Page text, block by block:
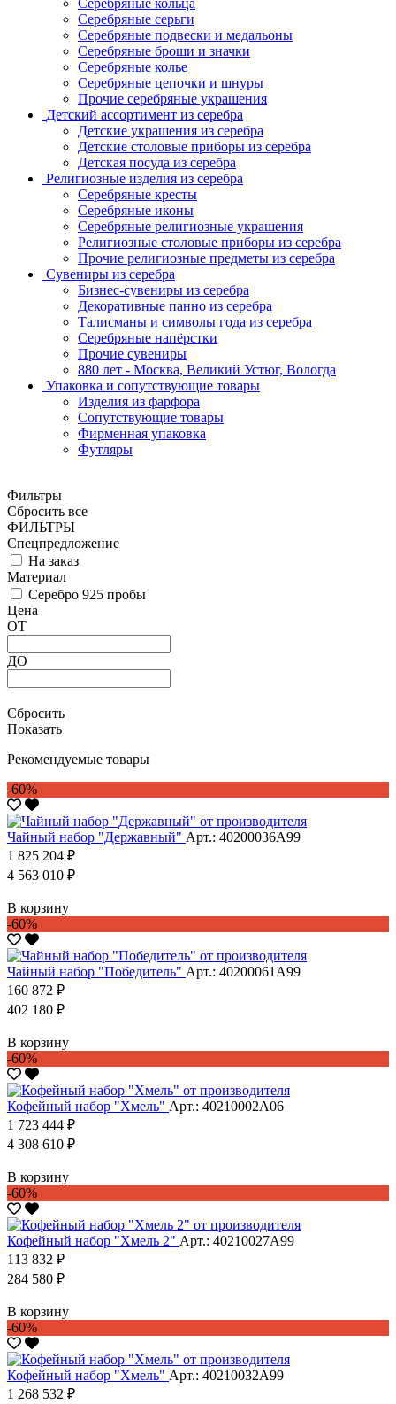
Серебряные серьги
Серебряные подвески и медальоны
Серебряные броши и значки
Серебряные колье
Серебряные цепочки и шнуры
Прочие серебряные украшения
Детский ассортимент из серебра
Детские украшения из серебра
Детские столовые приборы из серебра
Детская посуда из серебра
Религиозные изделия из серебра
Серебряные кресты
Серебряные иконы
Серебряные религиозные украшения
Религиозные столовые приборы из серебра
Прочие религиозные предметы из серебра
Сувениры из серебра
Бизнес-сувениры из серебра
Декоративные панно из серебра
Талисманы и символы года из серебра
Серебряные напёрстки
Прочие сувениры
880 лет - Москва, Великий Устюг, Вологда
Упаковка и сопутствующие товары
Изделия из фарфора
Сопутствующие товары
Фирменная упаковка
Футляры
Фильтры
Сбросить все
ФИЛЬТРЫ
Спецпредложение
На заказ
Материал
Серебро 925 пробы
Цена
ОТ
ДО
Сбросить
Показать
Рекомендуемые товары
-60%
Чайный набор "Державный" Арт.: 40200036А99
1 825 204 ₽
4 563 010 ₽
В корзину
-60%
Чайный набор "Победитель" Арт.: 40200061А99
160 872 ₽
402 180 ₽
В корзину
-60%
Кофейный набор "Хмель" Арт.: 40210002А06
1 723 444 ₽
4 308 610 ₽
В корзину
-60%
Кофейный набор "Хмель 2" Арт.: 40210027А99
113 832 ₽
284 580 ₽
В корзину
-60%
Кофейный набор "Хмель" Арт.: 40210032А99
1 268 532 ₽